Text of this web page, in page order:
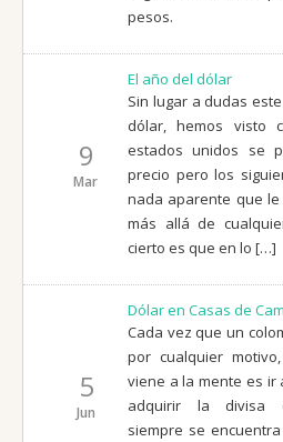
pesos.
9
Mar
El año del dólar
Sin lugar a dudas
dólar, hemos visto
estados unidos se
precio pero los
nada aparente que
más allá de
cierto es que en lo […]
5
Jun
Dólar en Casas de
Cada vez que un
por cualquier
viene a la mente es ir
adquirir la divisa
siempre se